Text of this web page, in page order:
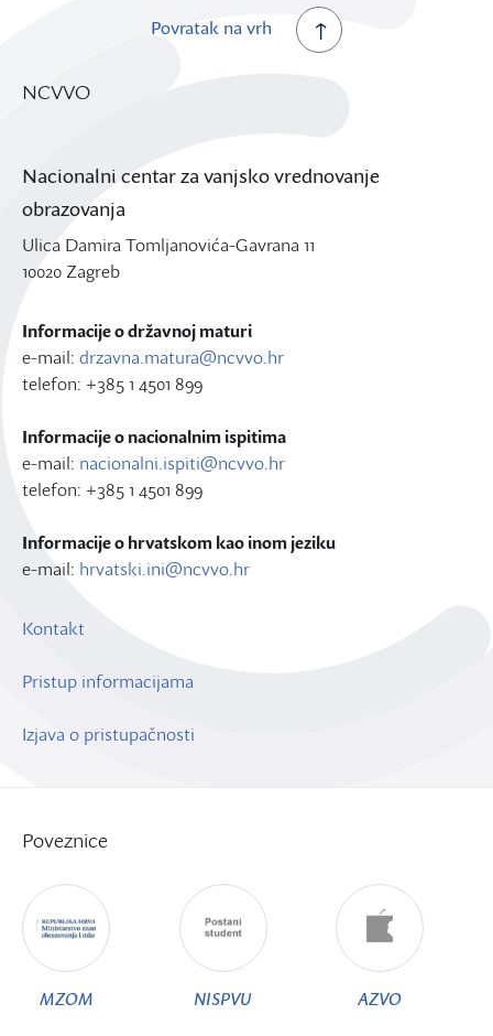
Povratak na vrh
NCVVO
Nacionalni centar za vanjsko vrednovanje
obrazovanja
Ulica Damira Tomljanovića-Gavrana 11
10020 Zagreb
Informacije o državnoj maturi
e-mail: drzavna.matura@ncvvo.hr
telefon: +385 1 4501 899
Informacije o nacionalnim ispitima
e-mail: nacionalni.ispiti@ncvvo.hr
telefon: +385 1 4501 899
Informacije o hrvatskom kao inom jeziku
e-mail: hrvatski.ini@ncvvo.hr
Kontakt
Pristup informacijama
Izjava o pristupačnosti
Poveznice
MZOM NISPVU AZVO